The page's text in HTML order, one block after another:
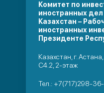
Комитет по
иностранных дел
Казахстан –
иностранных
Президенте
Казахстан, г.
С4.2, 2-этаж
Тел.: +7(717)298-